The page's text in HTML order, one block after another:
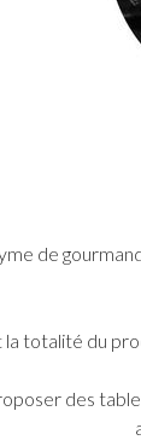
de
totalité du
des